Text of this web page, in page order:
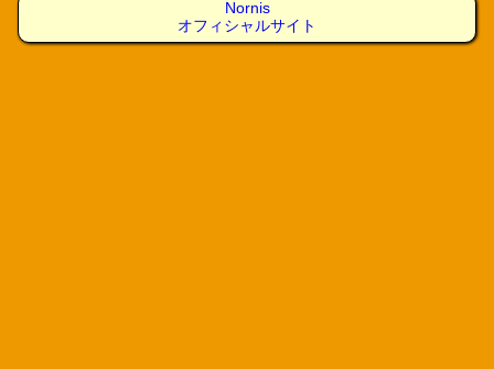
Nornis
オフィシャルサイト